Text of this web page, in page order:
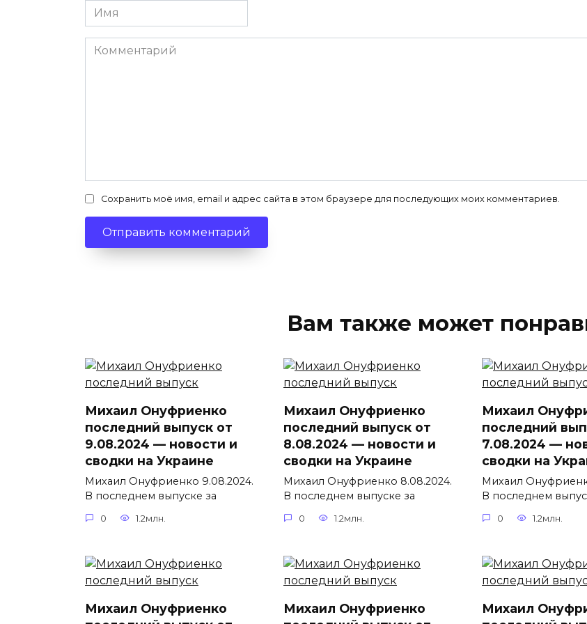
Имя
*
Комментарий
Сохранить моё имя, email и адрес сайта в этом браузере для последующих моих комментариев.
Вам также может
Михаил Онуфриенко
последний выпуск от
9.08.2024 — новости и
сводки на Украине
Михаил Онуфриенко 9.08.2024.
В последнем выпуске за
0 1.2млн.
Михаил Онуфриенко
последний выпуск от
8.08.2024 — новости и
сводки на Украине
Михаил Онуфриенко 8.08.2024.
В последнем выпуске за
0 1.2млн.
Михаил
последний
7.08.2024 —
сводки на
Михаил
В последнем
0 1.2млн.
Михаил Онуфриенко
Михаил Онуфриенко
Михаил